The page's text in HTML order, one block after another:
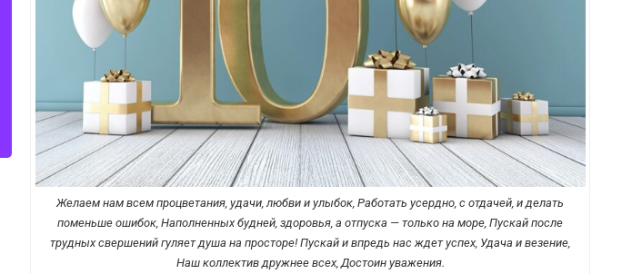
Желаем нам всем процветания, удачи, любви и улыбок, Работать усердно, с отдачей, и делать
поменьше ошибок, Наполненных будней, здоровья, а отпуска — только на море, Пускай после
трудных свершений гуляет душа на просторе! Пускай и впредь нас ждет успех, Удача и везение,
Наш коллектив дружнее всех, Достоин уважения.